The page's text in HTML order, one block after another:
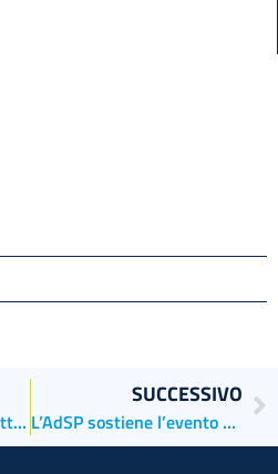
Aperiporto – “Porto e Città, verso un nuovo waterfront”
SUCCESSIVO
L’AdSP sostiene l’evento “MUSICA, PORTO, IMPRESA: VEDERE LONTANO”, promosso da Venezia Heritage Tower: un momento di incontro per chi opera nella realtà portuale.